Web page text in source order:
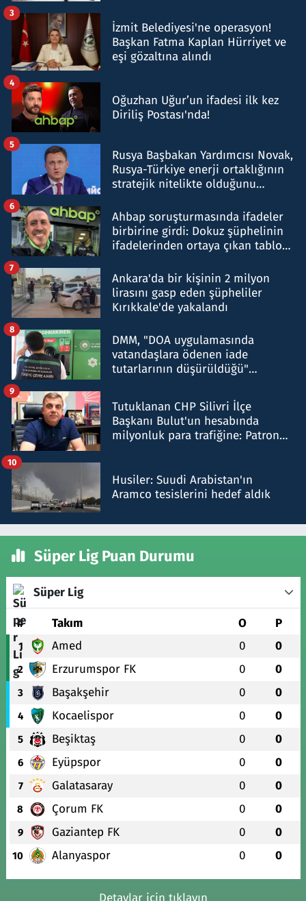
İzmit Belediyesi'ne operasyon!
Başkan Fatma Kaplan Hürriyet ve
eşi gözaltına alındı
3
Oğuzhan Uğur’un ifadesi ilk kez
Diriliş Postası'nda!
4
Rusya Başbakan Yardımcısı Novak,
Rusya-Türkiye enerji ortaklığının
stratejik nitelikte olduğunu
5
Ahbap soruşturmasında ifadeler
birbirine girdi: Dokuz şüphelinin
ifadelerinden ortaya çıkan tablo
6
Ankara'da bir kişinin 2 milyon
lirasını gasp eden şüpheliler
Kırıkkale'de yakalandı
7
DMM, "DOA uygulamasında
vatandaşlara ödenen iade
tutarlarının düşürüldüğü"
8
Tutuklanan CHP Silivri İlçe
Başkanı Bulut'un hesabında
milyonluk para trafiğine: Patron
9
Husiler: Suudi Arabistan'ın
Aramco tesislerini hedef aldık
10
Süper Lig Puan Durumu
Süper Lig
# Takım O P
1 Amed 0 0
2 Erzurumspor FK 0 0
3 Başakşehir 0 0
4 Kocaelispor 0 0
5 Beşiktaş 0 0
6 Eyüpspor 0 0
7 Galatasaray 0 0
8 Çorum FK 0 0
9 Gaziantep FK 0 0
10 Alanyaspor 0 0
Detaylar için tıklayın